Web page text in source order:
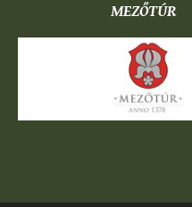
MEZŐTÚR